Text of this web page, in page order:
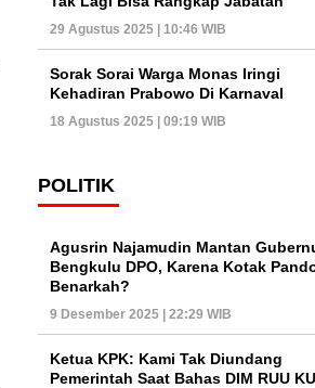
29 Agustus 2025 | 10:46 WIB
Sorak Sorai Warga Monas Iringi
Kehadiran Prabowo Di Karnaval
18 Agustus 2025 | 09:19 WIB
POLITIK
Agusrin Najamudin Mantan
Bengkulu DPO, Karena Kotak
Benarkah?
9 Desember 2025 | 22:29 WIB
Ketua KPK: Kami Tak Diundang
Pemerintah Saat Bahas DIM RUU